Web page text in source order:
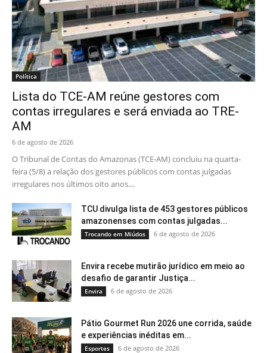
Política
Lista do TCE-AM reúne gestores com
contas irregulares e será enviada ao TRE-
AM
6 de agosto de 2026
O Tribunal de Contas do Amazonas (TCE-AM) concluiu na quarta-
feira (5/8) a relação dos gestores públicos com contas julgadas
irregulares nos últimos oito anos....
TCU divulga lista de 453 gestores públicos
amazonenses com contas julgadas...
Trocando em Miúdos 6 de agosto de 2026
Envira recebe mutirão jurídico em meio ao
desafio de garantir Justiça...
Envira 6 de agosto de 2026
Pátio Gourmet Run 2026 une corrida, saúde
e experiências inéditas em...
Esportes 6 de agosto de 2026